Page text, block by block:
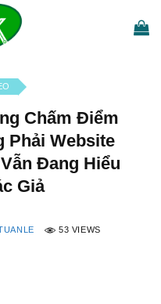
Chấm Điểm
Phải Website
Đang Hiểu
Giả
53 VIEWS